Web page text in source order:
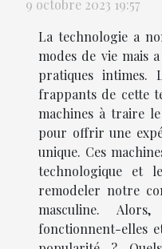
9 octobre 2023 19:57
La technologie a
modes de vie mais
pratiques intimes.
frappants de cette
machines à traire
pour offrir une
unique. Ces
technologique et
remodeler notre
masculine.
fonctionnent-elles